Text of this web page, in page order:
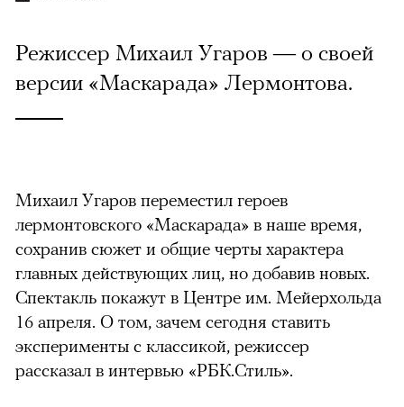
Режиссер Михаил Угаров — о своей
версии «Маскарада» Лермонтова.
Михаил Угаров переместил героев
лермонтовского «Маскарада» в наше время,
сохранив сюжет и общие черты характера
главных действующих лиц, но добавив новых.
Спектакль покажут в Центре им. Мейерхольда
16 апреля. О том, зачем сегодня ставить
эксперименты с классикой, режиссер
рассказал в интервью «РБК.Стиль».